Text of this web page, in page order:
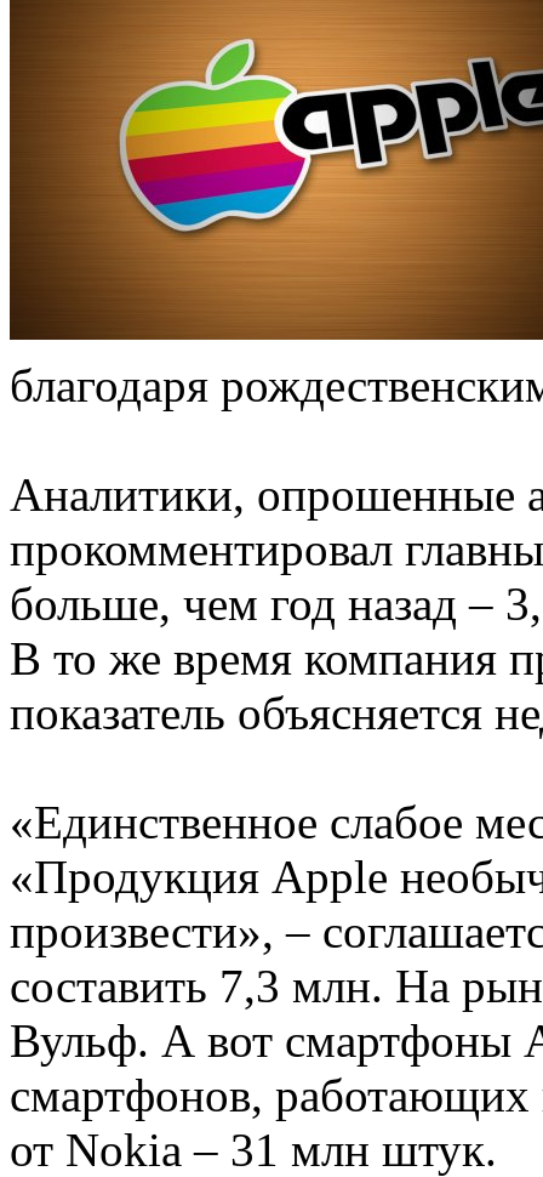
благодаря
Аналитики, опрошенные
прокомментировал
больше, чем год назад –
В то же время компания
показатель объясняется
«Единственное слабое
«Продукция Apple
произвести», –
составить 7,3 млн. На
Вульф. А вот смартфоны
смартфонов, работающих
от Nokia – 31 млн штук.